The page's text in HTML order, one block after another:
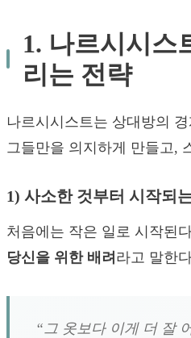
1. 나르시시스
리는 전략
나르시시스트는 상대방의
그들만을 의지하게 만들고,
1) 사소한 것부터 시작되
처음에는 작은 일로 시작된
당신을 위한 배려 라고 말한
“그 옷보다 이게 더 잘